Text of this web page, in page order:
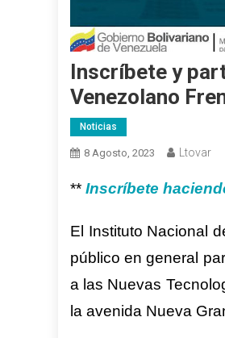
Inscríbete y
Venezolano
Noticias
8 Agosto, 2023 Ltovar
** Inscríbete
El Instituto Nacional
público en general
a las Nuevas
la avenida Nueva